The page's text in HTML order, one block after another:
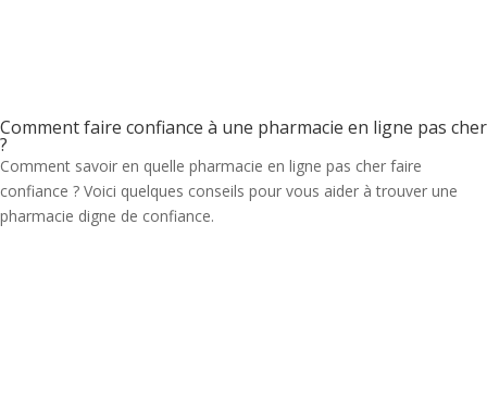
Comment faire confiance à une pharmacie en ligne pas cher
?
Comment savoir en quelle pharmacie en ligne pas cher faire
confiance ? Voici quelques conseils pour vous aider à trouver une
pharmacie digne de confiance.